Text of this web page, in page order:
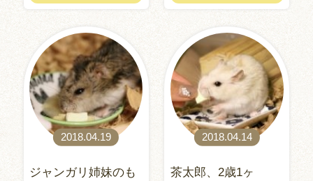
2018.04.19
ジャンガリ姉妹のも
2018.04.14
茶太郎、2歳1ヶ